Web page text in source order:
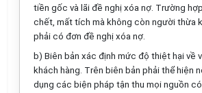
tiền gốc và lãi đề nghị xóa nợ. Trường
chết, mất tích mà không còn người thừa
phải có đơn đề nghị xóa nợ.
b) Biên bản xác định mức độ thiệt hại về
khách hàng. Trên biên bản phải thể hiện
dụng các biện pháp tận thu mọi nguồn